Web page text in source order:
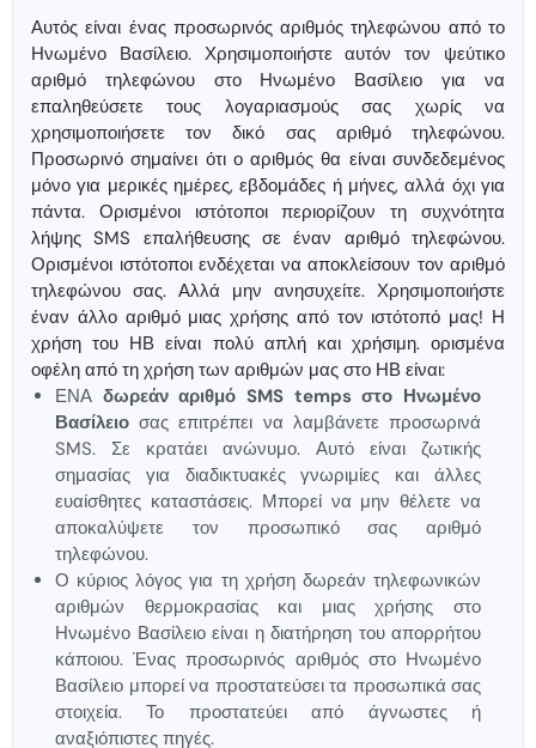
Αυτός είναι ένας προσωρινός αριθμός τηλεφώνου από το
Ηνωμένο Βασίλειο. Χρησιμοποιήστε αυτόν τον ψεύτικο
αριθμό τηλεφώνου στο Ηνωμένο Βασίλειο για να
επαληθεύσετε τους λογαριασμούς σας χωρίς να
χρησιμοποιήσετε τον δικό σας αριθμό τηλεφώνου.
Προσωρινό σημαίνει ότι ο αριθμός θα είναι συνδεδεμένος
μόνο για μερικές ημέρες, εβδομάδες ή μήνες, αλλά όχι για
πάντα. Ορισμένοι ιστότοποι περιορίζουν τη συχνότητα
λήψης SMS επαλήθευσης σε έναν αριθμό τηλεφώνου.
Ορισμένοι ιστότοποι ενδέχεται να αποκλείσουν τον αριθμό
τηλεφώνου σας. Αλλά μην ανησυχείτε. Χρησιμοποιήστε
έναν άλλο αριθμό μιας χρήσης από τον ιστότοπό μας! Η
χρήση του ΗΒ είναι πολύ απλή και χρήσιμη. ορισμένα
οφέλη από τη χρήση των αριθμών μας στο ΗΒ είναι:
ΕΝΑ δωρεάν αριθμό SMS temps στο Ηνωμένο
Βασίλειο σας επιτρέπει να λαμβάνετε προσωρινά
SMS. Σε κρατάει ανώνυμο. Αυτό είναι ζωτικής
σημασίας για διαδικτυακές γνωριμίες και άλλες
ευαίσθητες καταστάσεις. Μπορεί να μην θέλετε να
αποκαλύψετε τον προσωπικό σας αριθμό
τηλεφώνου.
Ο κύριος λόγος για τη χρήση δωρεάν τηλεφωνικών
αριθμών θερμοκρασίας και μιας χρήσης στο
Ηνωμένο Βασίλειο είναι η διατήρηση του απορρήτου
κάποιου. Ένας προσωρινός αριθμός στο Ηνωμένο
Βασίλειο μπορεί να προστατεύσει τα προσωπικά σας
στοιχεία. Το προστατεύει από άγνωστες ή
αναξιόπιστες πηγές.